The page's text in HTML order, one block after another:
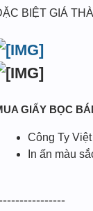
BIỆT GIÁ
GIẤY BỌC
Công Ty
In ấn màu